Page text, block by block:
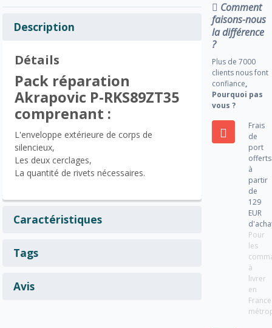
Description
Détails
Pack réparation
Akrapovic P-RKS89ZT35
comprenant :
L'enveloppe extérieure de corps de
silencieux,
Les deux cerclages,
La quantité de rivets nécessaires.
Caractéristiques
Tags
Avis
Comment
faisons-nous
la différence
?
Plus de 7000
clients nous font
confiance,
Pourquoi pas
vous ?
Frais
de
port
offerts
à
partir
de
129
EUR
Pour
les
à
livrer
en
France